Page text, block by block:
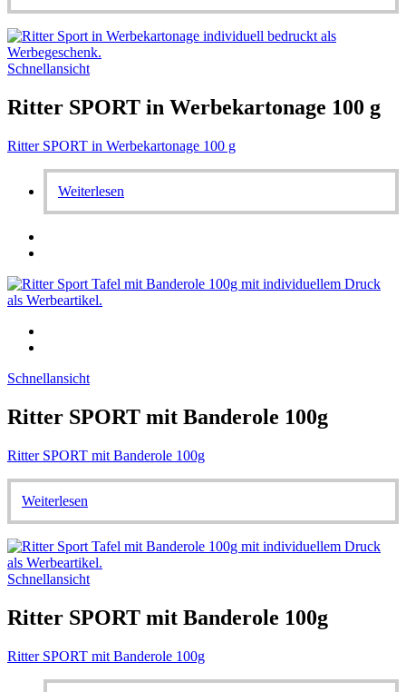
Schnellansicht
Ritter SPORT in Werbekartonage 100 g
Ritter SPORT in Werbekartonage 100 g
Weiterlesen
Schnellansicht
Ritter SPORT mit Banderole 100g
Ritter SPORT mit Banderole 100g
Weiterlesen
Schnellansicht
Ritter SPORT mit Banderole 100g
Ritter SPORT mit Banderole 100g